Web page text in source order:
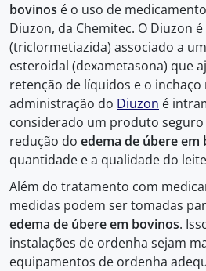
bovinos é o uso de
Diuzon, da Chemitec. O Diuzon
(triclormetiazida) associado a
esteroidal (dexametasona) que
retenção de líquidos e o inchaço
administração do Diuzon é
considerado um produto seguro
redução do edema de úbere em
quantidade e a qualidade do
Além do tratamento com
medidas podem ser tomadas
edema de úbere em bovinos.
instalações de ordenha sejam
equipamentos de ordenha